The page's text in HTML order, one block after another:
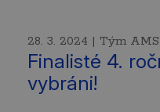
28. 3. 2024 | Tým
Finalisté 4.
vybráni!